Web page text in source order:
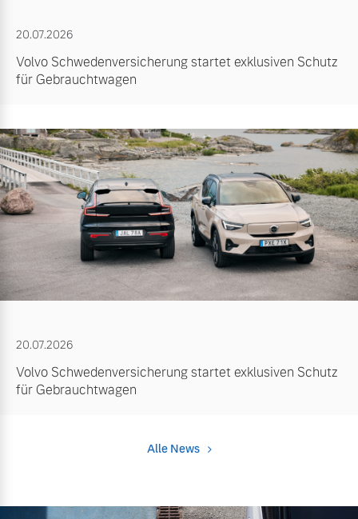
20.07.2026
Volvo Schwedenversicherung startet exklusiven Schutz
für Gebrauchtwagen
20.07.2026
Volvo Schwedenversicherung startet exklusiven Schutz
für Gebrauchtwagen
Alle News